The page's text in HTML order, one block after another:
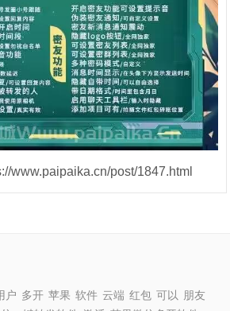
www.paipaika.cn/post/1847.html
户 多开 苹果 软件 云端 红包 可以
朋友